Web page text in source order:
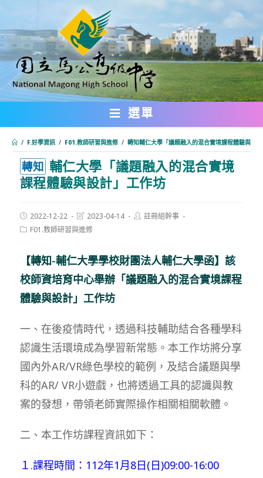
轉
主
要
內
選單
/ F.好學資訊 / F01.教師研習與進修 / 轉知輔仁大學「議題融入的混合實境課程體驗與設
轉知 輔仁大學「議題融入的混合實境
課程體驗與設計」工作坊
Post
published:
2022-12-22
Post
last
modified:
2023-04-14
Post註冊組幹事
PostF01.教師研習與進修
【轉知-輔仁大學學校財團法人輔仁大學函】該
校師資培育中心舉辦「議題融入的混合實境課程
體驗與設計」工作坊
一、在後疫情時代，透過科技輔助結合各種學科
認識生活環境成為學習新常態。本工作坊將分享
國內外AR/VR綠色學校的範例，及結合議題與學
科的AR/ VR小遊戲，也將透過工具的認識與教
案的發想，帶領老師實際操作相關相關軟體。
二、本工作坊課程資訊如下：
１.課程時間：112年1月8日(日)09:00-16:00